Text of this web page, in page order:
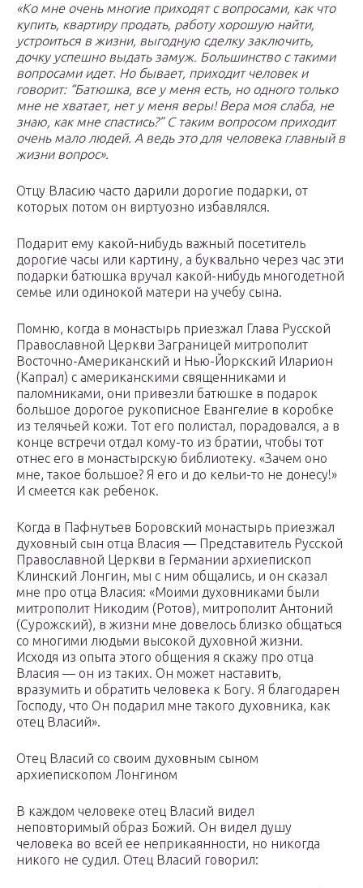
«Ко мне очень многие приходят с вопросами, как что
купить, квартиру продать, работу хорошую найти,
устроиться в жизни, выгодную сделку заключить,
дочку успешно выдать замуж. Большинство с такими
вопросами идет. Но бывает, приходит человек и
говорит: “Батюшка, все у меня есть, но одного только
мне не хватает, нет у меня веры! Вера моя слаба, не
знаю, как мне спастись?” С таким вопросом приходит
очень мало людей. А ведь это для человека главный в
жизни вопрос».
Отцу Власию часто дарили дорогие подарки, от
которых потом он виртуозно избавлялся.
Подарит ему какой-нибудь важный посетитель
дорогие часы или картину, а буквально через час эти
подарки батюшка вручал какой-нибудь многодетной
семье или одинокой матери на учебу сына.
Помню, когда в монастырь приезжал Глава Русской
Православной Церкви Заграницей митрополит
Восточно-Американский и Нью-Йоркский Иларион
(Капрал) с американскими священниками и
паломниками, они привезли батюшке в подарок
большое дорогое рукописное Евангелие в коробке
из телячьей кожи. Тот его полистал, порадовался, а в
конце встречи отдал кому-то из братии, чтобы тот
отнес его в монастырскую библиотеку. «Зачем оно
мне, такое большое? Я его и до кельи-то не донесу!»
И смеется как ребенок.
Когда в Пафнутьев Боровский монастырь приезжал
духовный сын отца Власия — Представитель Русской
Православной Церкви в Германии архиепископ
Клинский Лонгин, мы с ним общались, и он сказал
мне про отца Власия: «Моими духовниками были
митрополит Никодим (Ротов), митрополит Антоний
(Сурожский), в жизни мне довелось близко общаться
со многими людьми высокой духовной жизни.
Исходя из опыта этого общения я скажу про отца
Власия — он из таких. Он может наставить,
вразумить и обратить человека к Богу. Я благодарен
Господу, что Он подарил мне такого духовника, как
отец Власий».
Отец Власий со своим духовным сыном
архиепископом Лонгином
В каждом человеке отец Власий видел
неповторимый образ Божий. Он видел душу
человека во всей ее неприкаянности, но никогда
никого не судил. Отец Власий говорил: